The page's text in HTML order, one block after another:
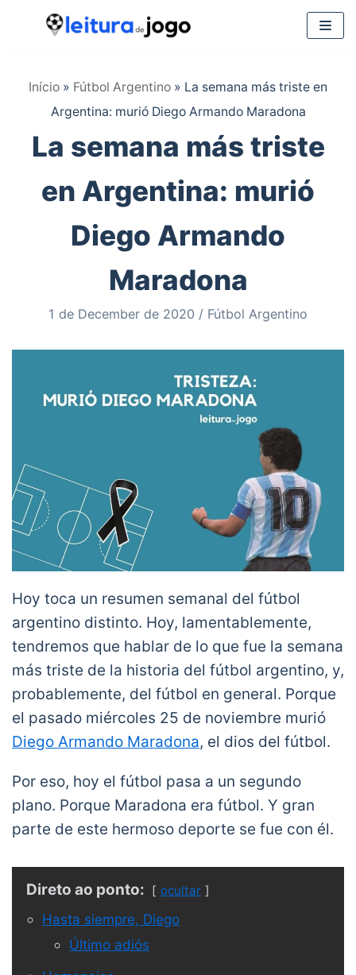
contenido
Início » Fútbol Argentino » La semana más triste en
Argentina: murió Diego Armando Maradona
La semana más triste
en Argentina: murió
Diego Armando
Maradona
1 de December de 2020 Fútbol Argentino
Hoy toca un resumen semanal del fútbol
argentino distinto. Hoy, lamentablemente,
tendremos que hablar de lo que fue la semana
más triste de la historia del fútbol argentino, y,
probablemente, del fútbol en general. Porque
el pasado miércoles 25 de noviembre murió
Diego Armando Maradona, el dios del fútbol.
Por eso, hoy el fútbol pasa a un segundo
plano. Porque Maradona era fútbol. Y gran
parte de este hermoso deporte se fue con él.
Direto ao ponto: ocultar
Hasta siempre, Diego
Último adiós